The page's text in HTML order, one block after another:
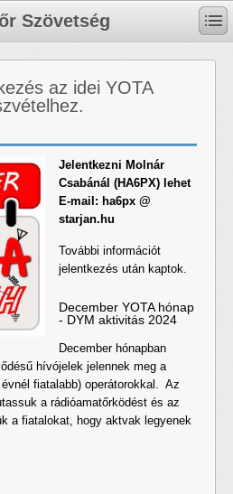
Szövetség
az idei YOTA
Jelentkezni Molnár
Csabánál (HA6PX) lehet
E-mail: ha6px @
starjan.hu
További információt
jelentkezés után kaptok.
December YOTA hónap
- DYM aktivitás 2024
December hónapban
hívójelek jelennek meg a
fiatalabb) operátorokkal. Az
a rádióamatőrködést és az
a fiatalokat, hogy aktvak legyenek